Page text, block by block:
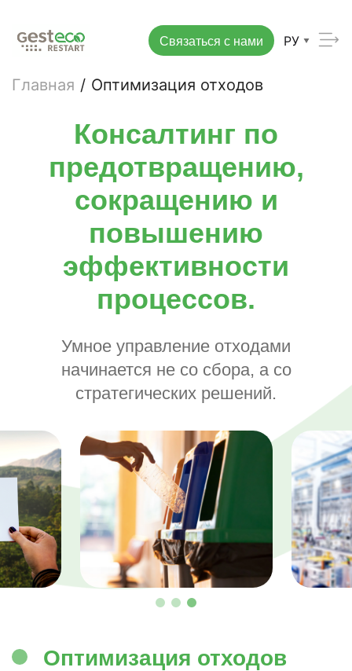
Связаться с нами РУ
Главная / Оптимизация отходов
Консалтинг по
предотвращению,
сокращению и
повышению
эффективности
процессов.
Умное управление отходами
начинается не со сбора, а со
стратегических решений.
Оптимизация отходов